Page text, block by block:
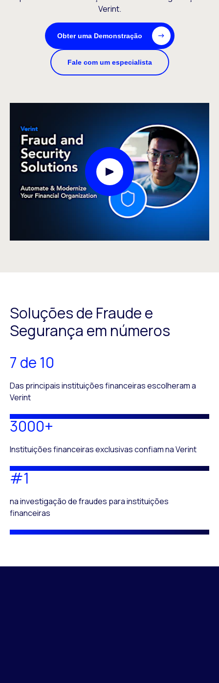
Verint.
Obter uma Demonstração
Fale com um especialista
Abrir Modal de Vídeo
Soluções de Fraude e
Segurança em números
7 de 10
Das principais instituições financeiras escolheram a
Verint
3000+
Instituições financeiras exclusivas confiam na Verint
#1
na investigação de fraudes para instituições
financeiras